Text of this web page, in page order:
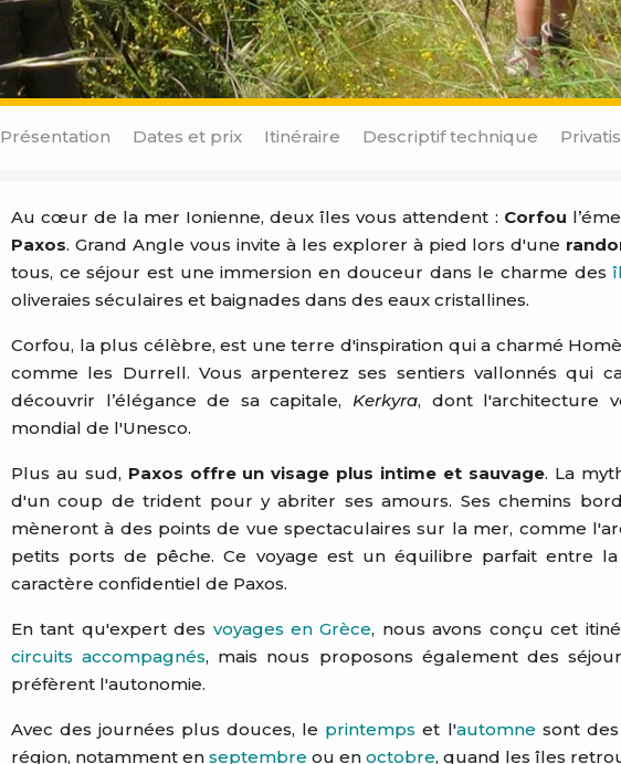
Présentation Dates et prix Itinéraire Descriptif technique
Au cœur de la mer Ionienne, deux îles vous attendent : Corfou
Paxos. Grand Angle vous invite à les explorer à pied lors d'une
tous, ce séjour est une immersion en douceur dans le charme des
oliveraies séculaires et baignades dans des eaux cristallines.
Corfou, la plus célèbre, est une terre d'inspiration qui a charmé
comme les Durrell. Vous arpenterez ses sentiers vallonnés qui
découvrir l’élégance de sa capitale, Kerkyra, dont l'architecture
mondial de l'Unesco.
Plus au sud, Paxos offre un visage plus intime et sauvage. La
d'un coup de trident pour y abriter ses amours. Ses chemins
mèneront à des points de vue spectaculaires sur la mer, comme
petits ports de pêche. Ce voyage est un équilibre parfait entre
caractère confidentiel de Paxos.
En tant qu'expert des voyages en Grèce, nous avons conçu cet
circuits accompagnés, mais nous proposons également des
préfèrent l'autonomie.
Avec des journées plus douces, le printemps et l'automne sont
région, notamment en septembre ou en octobre, quand les îles